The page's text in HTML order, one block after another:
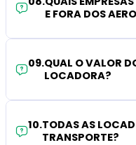
E FORA DOS
09.QUAL O VALOR
LOCADORA?
10.TODAS AS
TRANSPORTE?